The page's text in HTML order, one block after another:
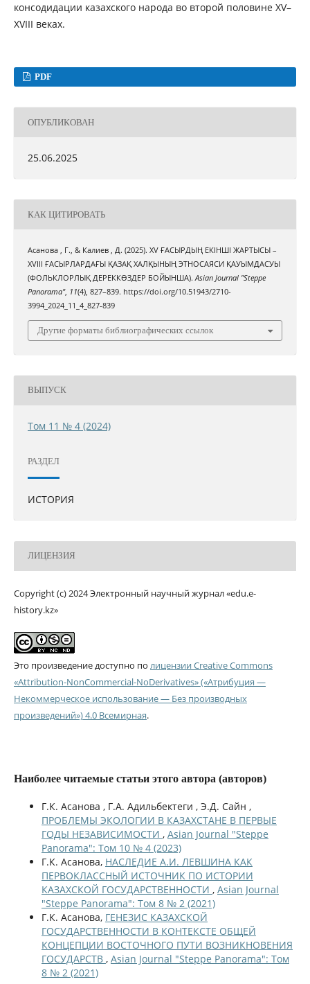
консодидации казахского народа во второй половине XV–
XVIII веках.
PDF
ОПУБЛИКОВАН
25.06.2025
КАК ЦИТИРОВАТЬ
Асанова , Г., & Калиев , Д. (2025). XV ҒАСЫРДЫҢ ЕКІНШІ ЖАРТЫСЫ –
XVIII ҒАСЫРЛАРДАҒЫ ҚАЗАҚ ХАЛҚЫНЫҢ ЭТНОСАЯСИ ҚАУЫМДАСУЫ
(ФОЛЬКЛОРЛЫҚ ДЕРЕККӨЗДЕР БОЙЫНША).Asian Journal "Steppe
Panorama", 11(4), 827–839. https://doi.org/10.51943/2710-
3994_2024_11_4_827-839
Другие форматы библиографических ссылок
ВЫПУСК
Том 11 № 4 (2024)
РАЗДЕЛ
ИСТОРИЯ
ЛИЦЕНЗИЯ
Copyright (c) 2024 Электронный научный журнал «edu.e-
history.kz»
Это произведение доступно по лицензии Creative Commons
«Attribution-NonCommercial-NoDerivatives» («Атрибуция —
Некоммерческое использование — Без производных
произведений») 4.0 Всемирная.
Наиболее читаемые статьи этого автора (авторов)
Г.К. Асанова , Г.А. Адильбектеги , Э.Д. Сайн ,
ПРОБЛЕМЫ ЭКОЛОГИИ В КАЗАХСТАНЕ В ПЕРВЫЕ
ГОДЫ НЕЗАВИСИМОСТИ , Asian Journal "Steppe
Panorama": Том 10 № 4 (2023)
Г.К. Асанова, НАСЛЕДИЕ А.И. ЛЕВШИНА КАК
ПЕРВОКЛАССНЫЙ ИСТОЧНИК ПО ИСТОРИИ
КАЗАХСКОЙ ГОСУДАРСТВЕННОСТИ , Asian Journal
"Steppe Panorama": Том 8 № 2 (2021)
Г.К. Асанова, ГЕНЕЗИС КАЗАХСКОЙ
ГОСУДАРСТВЕННОСТИ В КОНТЕКСТЕ ОБЩЕЙ
КОНЦЕПЦИИ ВОСТОЧНОГО ПУТИ ВОЗНИКНОВЕНИЯ
ГОСУДАРСТВ , Asian Journal "Steppe Panorama": Том
8 № 2 (2021)